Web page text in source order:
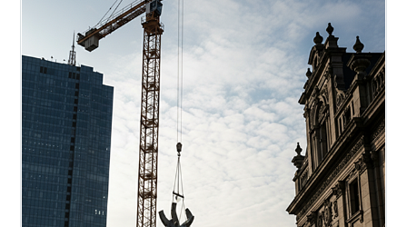
で、教育や環境、福祉なども含めた「企業の行う社会貢
献活動」と、広義の解釈でも使用されるようになる。
（企業メセナ協議会HPより抜粋）